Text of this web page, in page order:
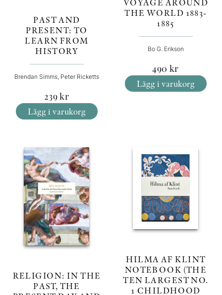
PAST AND
PRESENT: TO
LEARN FROM
HISTORY
Brendan Simms, Peter Ricketts
239kr
Lägg i varukorg
THE WORLD 1883-
1885
Bo G. Erikson
490 kr
Lägg i varukorg
RELIGION: IN THE
PAST, THE
HILMA AF KLINT
NOTEBOOK (THE
TEN LARGEST NO.
1 CHILDHOOD